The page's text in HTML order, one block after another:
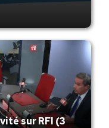
sur RFI (3